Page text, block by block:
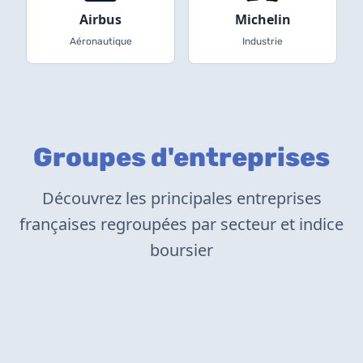
Airbus
Aéronautique
Michelin
Industrie
Groupes d'entreprises
Découvrez les principales entreprises
françaises regroupées par secteur et indice
boursier